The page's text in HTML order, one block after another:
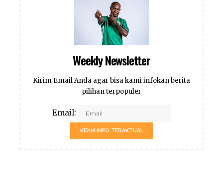
Weekly Newsletter
Kirim Email Anda agar bisa kami infokan berita
pilihan terpopuler
Email:
KIRIM INFO TERAKTUAL